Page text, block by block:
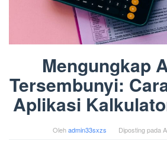
Mengungkap
Tersembunyi:
Aplikasi
Olehadmin33sxzs Diposting pada